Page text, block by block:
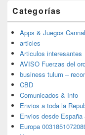
Categorías
Apps & Juegos
articles
Articulos interesantes
AVISO Fuerzas del
business tulum –
CBD
Comunicados & Info
Envios a toda la
Envios desde
Europa